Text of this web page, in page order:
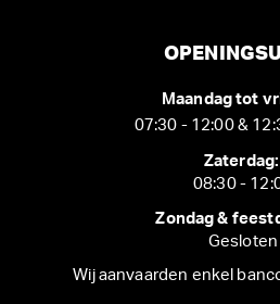
Maandag tot
07:30 - 12:00 &
Zaterdag:
08:30 -
Zondag &
Gesloten
Wij aanvaarden enkel